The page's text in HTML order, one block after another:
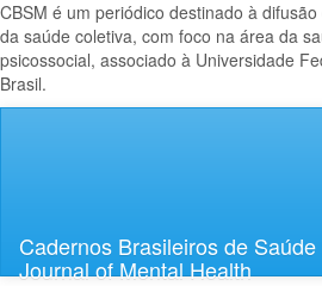
CBSM é um periódico destinado à
da saúde coletiva, com foco na área da
psicossocial, associado à Universidade
Brasil.
Lateral
Cadernos Brasileiros de
Journal of Mental Health